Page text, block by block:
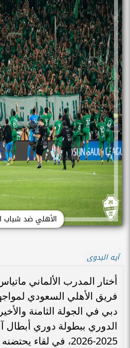
الأهلي ضد شباب
آيه البدوى
أختار المدرب الألماني
فريق الأهلي السعودي
دبي في الجولة الثامنة
الدوري ببطولة دوري أبطال
2025-2026، في لقاء